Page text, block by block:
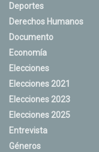
Deportes
Derechos Humanos
Documento
Economía
Elecciones
Elecciones 2021
Elecciones 2023
Elecciones 2025
Entrevista
Géneros